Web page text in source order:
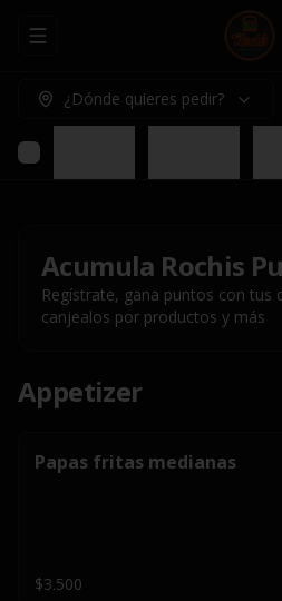
Abrir menu de navegación
¿Dónde quieres pedir?
Acumula Rochis
Regístrate, gana puntos con tus
canjealos por productos y más
Appetizer
Papas fritas medianas
$3.500